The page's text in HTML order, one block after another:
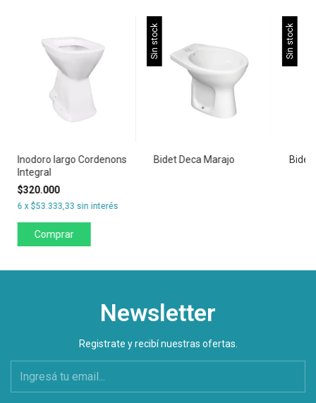
Inodoro largo Cordenons
Integral
$320.000
6 x$53.333,33 sin interés
Sin stock
Bidet Deca Marajo
Sin stock
Bidet
Newsletter
Registrate y recibí nuestras ofertas.